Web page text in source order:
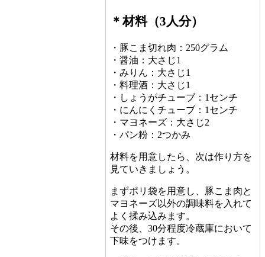
＊材料（3人分）
・豚こま切れ肉：250グラム
・醤油：大さじ1
・みりん：大さじ1
・料理酒：大さじ1
・しょうがチューブ：1センチ
・にんにくチューブ：1センチ
・マヨネーズ：大さじ2
・パン粉：2つかみ
材料を用意したら、次は作り方を
見ていきましょう。
まずポリ袋を用意し、豚こま肉と
マヨネーズ以外の調味料を入れて
よく揉み込みます。
その後、30分程度冷蔵庫において
下味をつけます。